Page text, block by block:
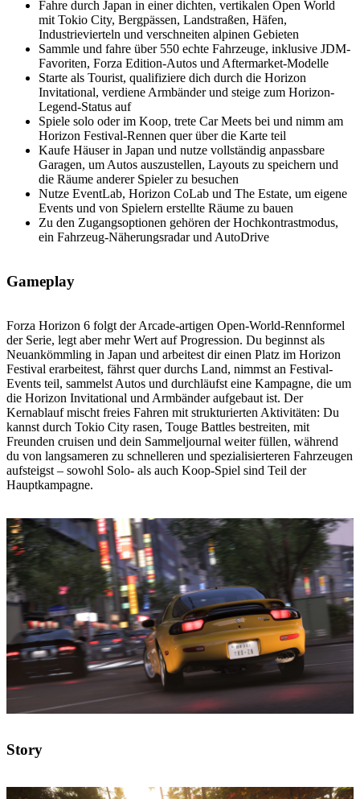
Fahre durch Japan in einer dichten, vertikalen Open World
mit Tokio City, Bergpässen, Landstraßen, Häfen,
Industrievierteln und verschneiten alpinen Gebieten
Sammle und fahre über 550 echte Fahrzeuge, inklusive JDM-
Favoriten, Forza Edition-Autos und Aftermarket-Modelle
Starte als Tourist, qualifiziere dich durch die Horizon
Invitational, verdiene Armbänder und steige zum Horizon-
Legend-Status auf
Spiele solo oder im Koop, trete Car Meets bei und nimm am
Horizon Festival-Rennen quer über die Karte teil
Kaufe Häuser in Japan und nutze vollständig anpassbare
Garagen, um Autos auszustellen, Layouts zu speichern und
die Räume anderer Spieler zu besuchen
Nutze EventLab, Horizon CoLab und The Estate, um eigene
Events und von Spielern erstellte Räume zu bauen
Zu den Zugangsoptionen gehören der Hochkontrastmodus,
ein Fahrzeug-Näherungsradar und AutoDrive
Gameplay
Forza Horizon 6 folgt der Arcade-artigen Open-World-Rennformel
der Serie, legt aber mehr Wert auf Progression. Du beginnst als
Neuankömmling in Japan und arbeitest dir einen Platz im Horizon
Festival erarbeitest, fährst quer durchs Land, nimmst an Festival-
Events teil, sammelst Autos und durchläufst eine Kampagne, die um
die Horizon Invitational und Armbänder aufgebaut ist. Der
Kernablauf mischt freies Fahren mit strukturierten Aktivitäten: Du
kannst durch Tokio City rasen, Touge Battles bestreiten, mit
Freunden cruisen und dein Sammeljournal weiter füllen, während
du von langsameren zu schnelleren und spezialisierteren Fahrzeugen
aufsteigst – sowohl Solo- als auch Koop-Spiel sind Teil der
Hauptkampagne.
Story